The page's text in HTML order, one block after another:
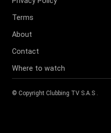
Terms
About
Contact
Where to watch
© Copyright Clubbing TV S.A.S .